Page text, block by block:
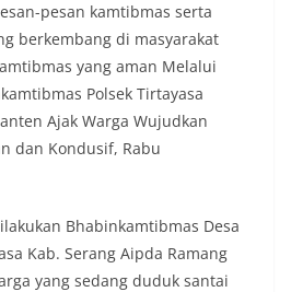
pesan kamtibmas serta
berkembang di masyarakat
yang aman Melalui
Polsek Tirtayasa
Ajak Warga Wujudkan
dan Kondusif, Rabu
Bhabinkamtibmas Desa
Kab. Serang Aipda Ramang
yang sedang duduk santai